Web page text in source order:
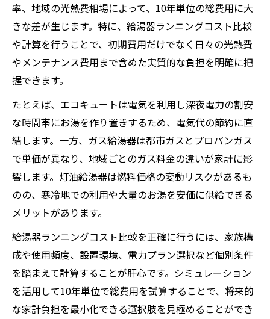
率、地域の光熱費相場によって、10年単位の総費用に大
きな差が生じます。特に、給湯器ランニングコスト比較
や計算を行うことで、初期費用だけでなく日々の光熱費
やメンテナンス費用まで含めた実質的な負担を明確に把
握できます。
たとえば、エコキュートは電気を利用し深夜電力の割安
な時間帯にお湯を作り置きするため、電気代の節約に直
結します。一方、ガス給湯器は都市ガスとプロパンガス
で単価が異なり、地域ごとのガス料金の違いが家計に影
響します。灯油給湯器は燃料価格の変動リスクがあるも
のの、寒冷地での利用や大量のお湯を安価に供給できる
メリットがあります。
給湯器ランニングコスト比較を正確に行うには、家族構
成や使用頻度、設置環境、電力プラン選択など個別条件
を踏まえて計算することが肝心です。シミュレーション
を活用して10年単位で総費用を試算することで、将来的
な家計負担を最小化できる選択肢を見極めることができ